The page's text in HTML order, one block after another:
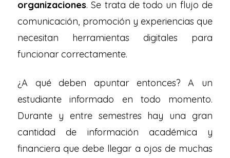
organizaciones. Se trata de todo un flujo de
comunicación, promoción y experiencias que
necesitan herramientas digitales para
funcionar correctamente.
¿A qué deben apuntar entonces? A un
estudiante informado en todo momento.
Durante y entre semestres hay una gran
cantidad de información académica y
financiera que debe llegar a ojos de muchas